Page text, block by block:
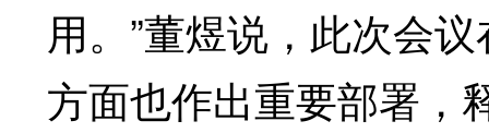
用。”董煜说，此次会
方面也作出重要部署，